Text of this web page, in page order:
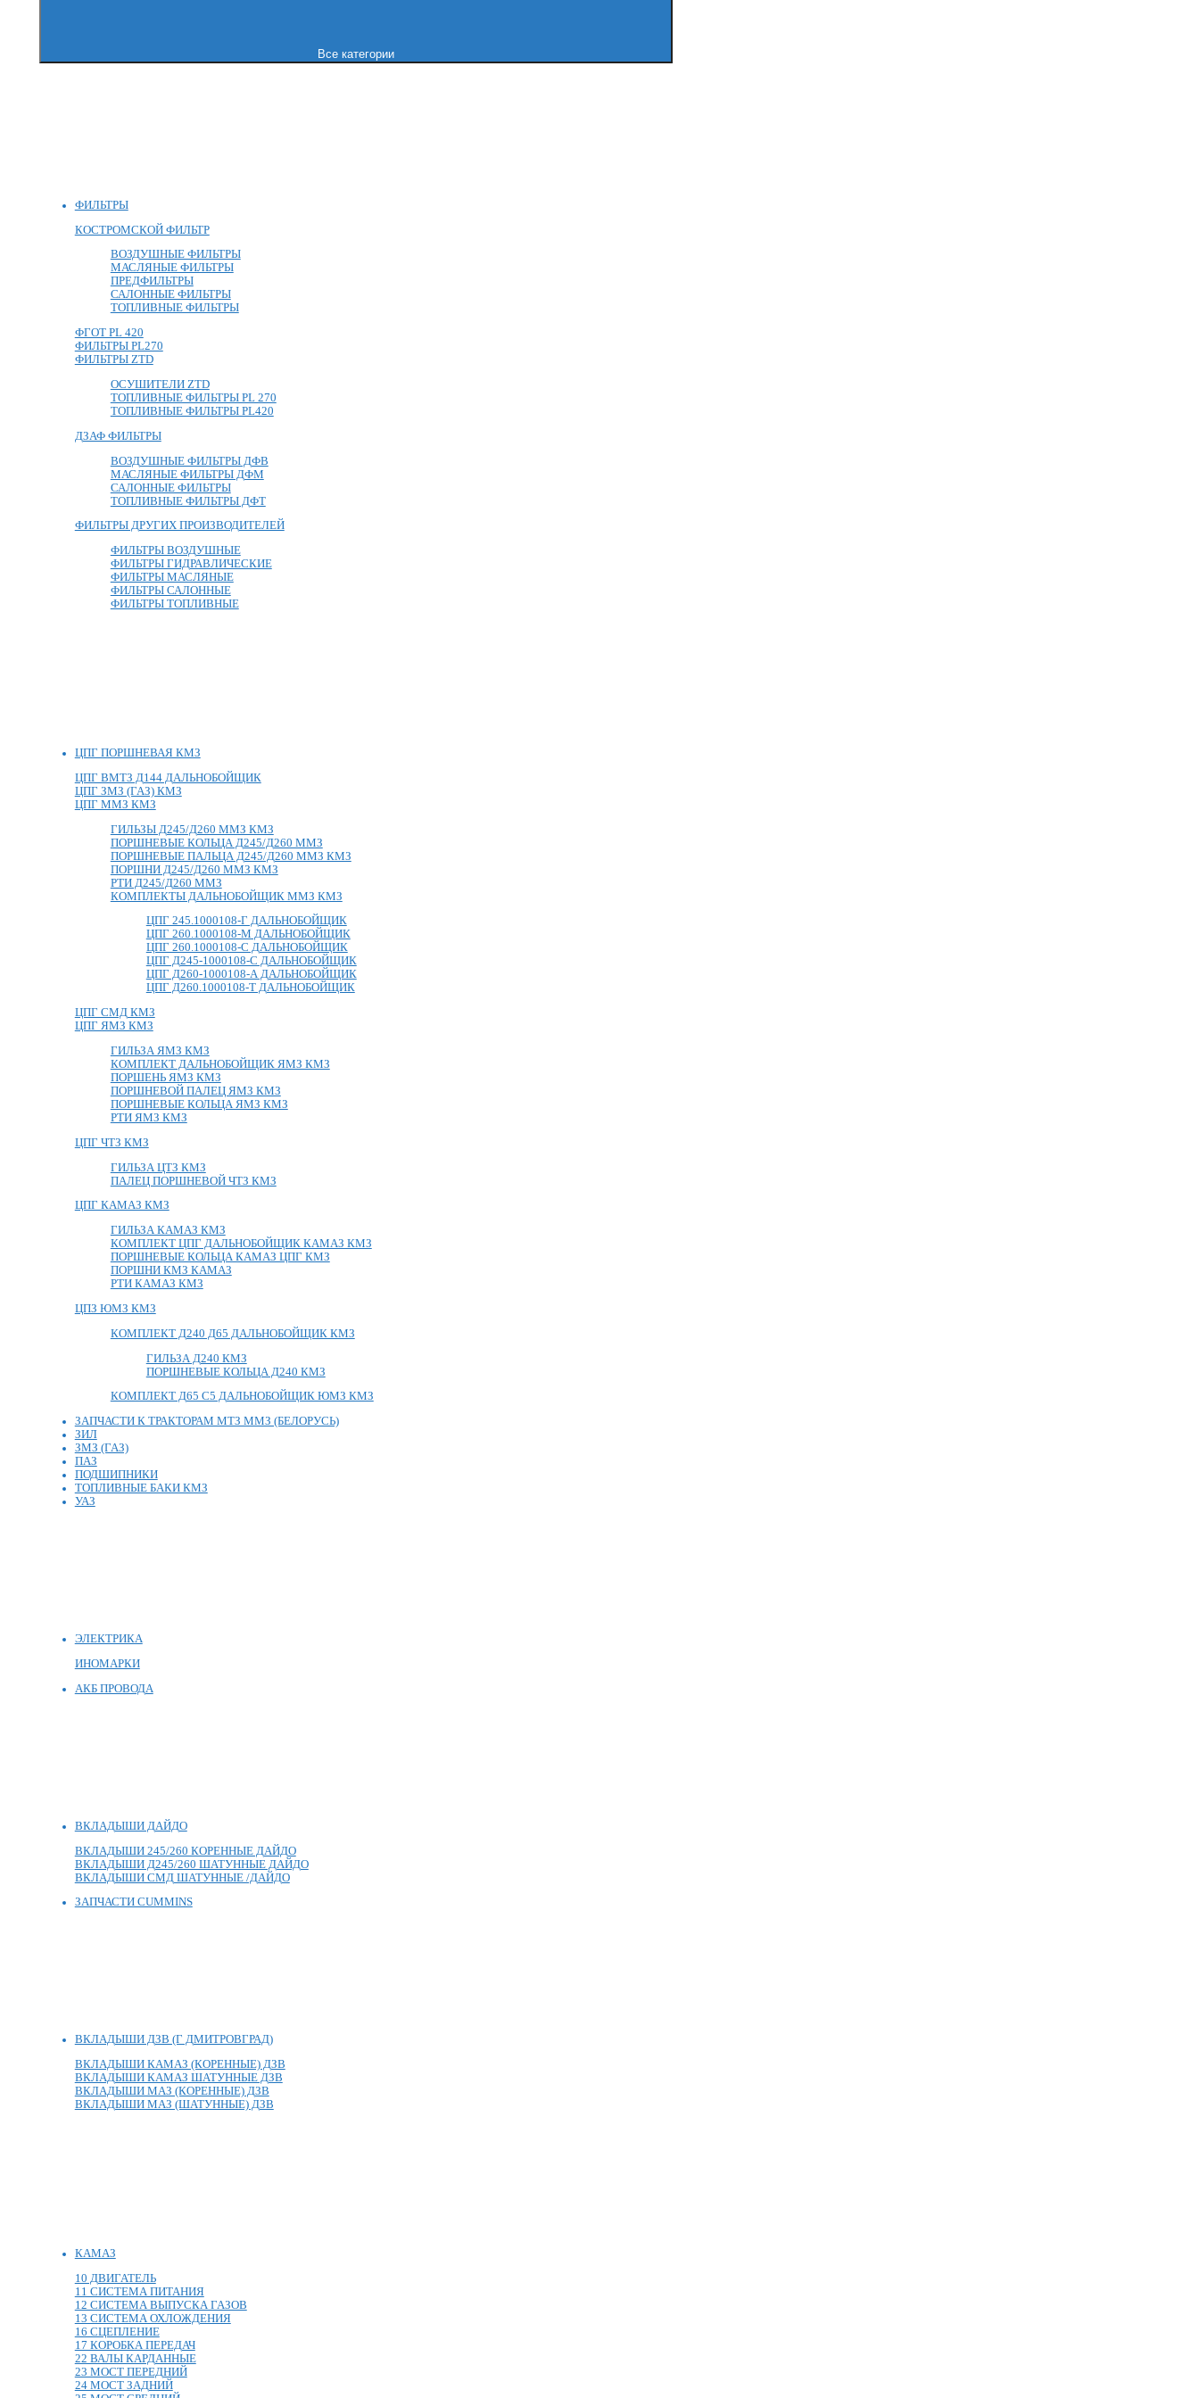
Все категории
ФИЛЬТРЫ
КОСТРОМСКОЙ ФИЛЬТР
ВОЗДУШНЫЕ ФИЛЬТРЫ
МАСЛЯНЫЕ ФИЛЬТРЫ
ПРЕДФИЛЬТРЫ
САЛОННЫЕ ФИЛЬТРЫ
ТОПЛИВНЫЕ ФИЛЬТРЫ
ФГОТ PL 420
ФИЛЬТРЫ PL270
ФИЛЬТРЫ ZTD
ОСУШИТЕЛИ ZTD
ТОПЛИВНЫЕ ФИЛЬТРЫ PL 270
ТОПЛИВНЫЕ ФИЛЬТРЫ PL420
ДЗАФ ФИЛЬТРЫ
ВОЗДУШНЫЕ ФИЛЬТРЫ ДФВ
МАСЛЯНЫЕ ФИЛЬТРЫ ДФМ
САЛОННЫЕ ФИЛЬТРЫ
ТОПЛИВНЫЕ ФИЛЬТРЫ ДФТ
ФИЛЬТРЫ ДРУГИХ ПРОИЗВОДИТЕЛЕЙ
ФИЛЬТРЫ ВОЗДУШНЫЕ
ФИЛЬТРЫ ГИДРАВЛИЧЕСКИЕ
ФИЛЬТРЫ МАСЛЯНЫЕ
ФИЛЬТРЫ САЛОННЫЕ
ФИЛЬТРЫ ТОПЛИВНЫЕ
ЦПГ ПОРШНЕВАЯ КМЗ
ЦПГ ВМТЗ Д144 ДАЛЬНОБОЙЩИК
ЦПГ ЗМЗ (ГАЗ) КМЗ
ЦПГ ММЗ КМЗ
ГИЛЬЗЫ Д245/Д260 ММЗ КМЗ
ПОРШНЕВЫЕ КОЛЬЦА Д245/Д260 ММЗ
ПОРШНЕВЫЕ ПАЛЬЦА Д245/Д260 ММЗ КМЗ
ПОРШНИ Д245/Д260 ММЗ КМЗ
РТИ Д245/Д260 ММЗ
КОМПЛЕКТЫ ДАЛЬНОБОЙЩИК ММЗ КМЗ
ЦПГ 245.1000108-Г ДАЛЬНОБОЙЩИК
ЦПГ 260.1000108-М ДАЛЬНОБОЙЩИК
ЦПГ 260.1000108-С ДАЛЬНОБОЙЩИК
ЦПГ Д245-1000108-С ДАЛЬНОБОЙЩИК
ЦПГ Д260-1000108-А ДАЛЬНОБОЙЩИК
ЦПГ Д260.1000108-Т ДАЛЬНОБОЙЩИК
ЦПГ СМД КМЗ
ЦПГ ЯМЗ КМЗ
ГИЛЬЗА ЯМЗ КМЗ
КОМПЛЕКТ ДАЛЬНОБОЙЩИК ЯМЗ КМЗ
ПОРШЕНЬ ЯМЗ КМЗ
ПОРШНЕВОЙ ПАЛЕЦ ЯМЗ КМЗ
ПОРШНЕВЫЕ КОЛЬЦА ЯМЗ КМЗ
РТИ ЯМЗ КМЗ
ЦПГ ЧТЗ КМЗ
ГИЛЬЗА ЦТЗ КМЗ
ПАЛЕЦ ПОРШНЕВОЙ ЧТЗ КМЗ
ЦПГ КАМАЗ КМЗ
ГИЛЬЗА КАМАЗ КМЗ
КОМПЛЕКТ ЦПГ ДАЛЬНОБОЙЩИК КАМАЗ КМЗ
ПОРШНЕВЫЕ КОЛЬЦА КАМАЗ ЦПГ КМЗ
ПОРШНИ КМЗ КАМАЗ
РТИ КАМАЗ КМЗ
ЦПЗ ЮМЗ КМЗ
КОМПЛЕКТ Д240 Д65 ДАЛЬНОБОЙЩИК КМЗ
ГИЛЬЗА Д240 КМЗ
ПОРШНЕВЫЕ КОЛЬЦА Д240 КМЗ
КОМПЛЕКТ Д65 С5 ДАЛЬНОБОЙЩИК ЮМЗ КМЗ
ЗАПЧАСТИ К ТРАКТОРАМ МТЗ ММЗ (БЕЛОРУСЬ)
ЗИЛ
ЗМЗ (ГАЗ)
ПАЗ
ПОДШИПНИКИ
ТОПЛИВНЫЕ БАКИ КМЗ
УАЗ
ЭЛЕКТРИКА
ИНОМАРКИ
АКБ ПРОВОДА
ВКЛАДЫШИ ДАЙДО
ВКЛАДЫШИ 245/260 КОРЕННЫЕ ДАЙДО
ВКЛАДЫШИ Д245/260 ШАТУННЫЕ ДАЙДО
ВКЛАДЫШИ СМД ШАТУННЫЕ /ДАЙДО
ЗАПЧАСТИ CUMMINS
ВКЛАДЫШИ ДЗВ (Г ДМИТРОВГРАД)
ВКЛАДЫШИ КАМАЗ (КОРЕННЫЕ) ДЗВ
ВКЛАДЫШИ КАМАЗ ШАТУННЫЕ ДЗВ
ВКЛАДЫШИ МАЗ (КОРЕННЫЕ) ДЗВ
ВКЛАДЫШИ МАЗ (ШАТУННЫЕ) ДЗВ
КАМАЗ
10 ДВИГАТЕЛЬ
11 СИСТЕМА ПИТАНИЯ
12 СИСТЕМА ВЫПУСКА ГАЗОВ
13 СИСТЕМА ОХЛОЖДЕНИЯ
16 СЦЕПЛЕНИЕ
17 КОРОБКА ПЕРЕДАЧ
22 ВАЛЫ КАРДАННЫЕ
23 МОСТ ПЕРЕДНИЙ
24 МОСТ ЗАДНИЙ